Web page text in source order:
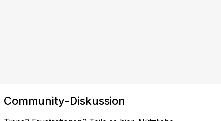
Community-Diskussion